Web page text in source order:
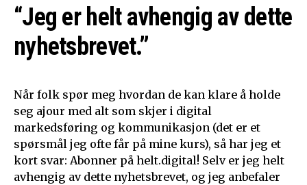
“Jeg er helt avhengig av dette
nyhetsbrevet.”
Når folk spør meg hvordan de kan klare å holde
seg ajour med alt som skjer i digital
markedsføring og kommunikasjon (det er et
spørsmål jeg ofte får på mine kurs), så har jeg et
kort svar: Abonner på helt.digital! Selv er jeg helt
avhengig av dette nyhetsbrevet, og jeg anbefaler